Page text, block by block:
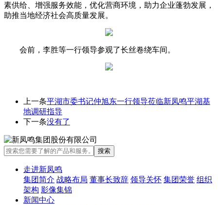
素供给、增强服务效能，优化营商环境，助力企业蓬勃发展，
助推当地经济社会高质量发展。
会前，李胜等一行领导参观了长丝卷绕车间。
上一条平湖市委书记仲旭东一行领导莅临新凤鸣平湖基
地调研指导
下一条没有了
走进新凤鸣
集团简介 战略布局 董事长致辞 领导关怀 集团荣誉 组织
架构 影像集锦
新闻中心